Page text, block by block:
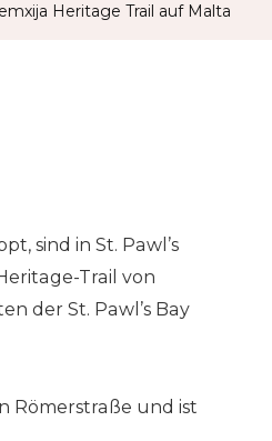
Heritage Trail auf Malta
sind in St. Pawl’s
Trail von
der St. Pawl’s Bay
Römerstraße und ist